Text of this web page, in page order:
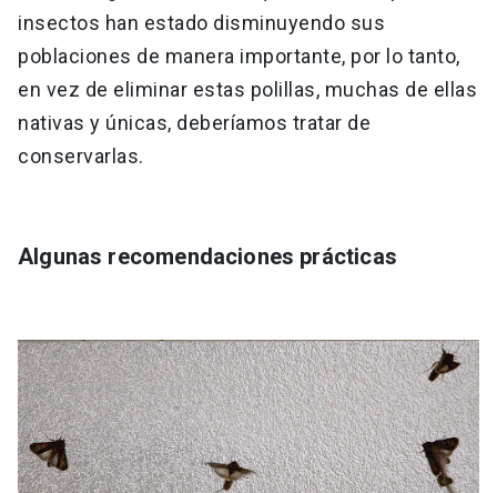
insectos han estado disminuyendo sus
poblaciones de manera importante, por lo tanto,
en vez de eliminar estas polillas, muchas de ellas
nativas y únicas, deberíamos tratar de
conservarlas.
Algunas recomendaciones prácticas